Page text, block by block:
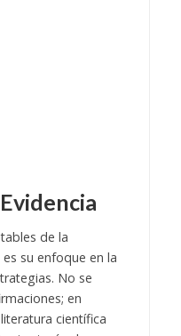
de la
su enfoque en la
No se
en
científica